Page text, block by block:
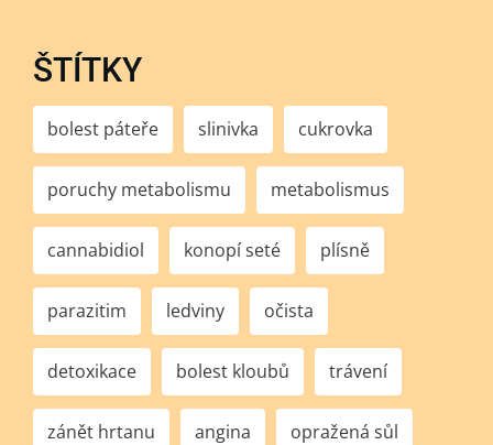
ŠTÍTKY
bolest páteře slinivka cukrovka
poruchy metabolismu metabolismus
cannabidiol konopí seté plísně
parazitim ledviny očista
detoxikace bolest kloubů trávení
zánět hrtanu angina opražená sůl